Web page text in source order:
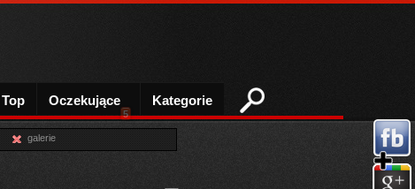
Top Oczekujące
5
Kategorie
galerie